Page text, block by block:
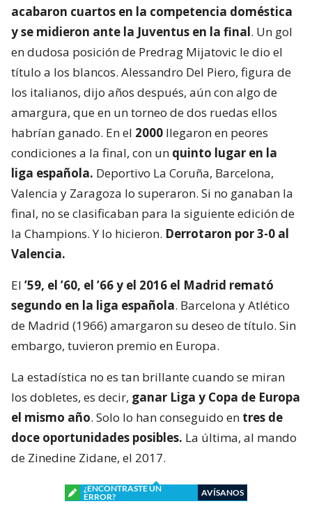
acabaron cuartos en la competencia doméstica
y se midieron ante la Juventus en la final. Un gol
en dudosa posición de Predrag Mijatovic le dio el
título a los blancos. Alessandro Del Piero, figura de
los italianos, dijo años después, aún con algo de
amargura, que en un torneo de dos ruedas ellos
habrían ganado. En el 2000 llegaron en peores
condiciones a la final, con un quinto lugar en la
liga española. Deportivo La Coruña, Barcelona,
Valencia y Zaragoza lo superaron. Si no ganaban la
final, no se clasificaban para la siguiente edición de
la Champions. Y lo hicieron. Derrotaron por 3-0 al
Valencia.
El ’59, el ’60, el ’66 y el 2016 el Madrid remató
segundo en la liga española. Barcelona y Atlético
de Madrid (1966) amargaron su deseo de título. Sin
embargo, tuvieron premio en Europa.
La estadística no es tan brillante cuando se miran
los dobletes, es decir, ganar Liga y Copa de Europa
el mismo año. Solo lo han conseguido en tres de
doce oportunidades posibles. La última, al mando
de Zinedine Zidane, el 2017.
¿ENCONTRASTE UN
ERROR?
AVÍSANOS